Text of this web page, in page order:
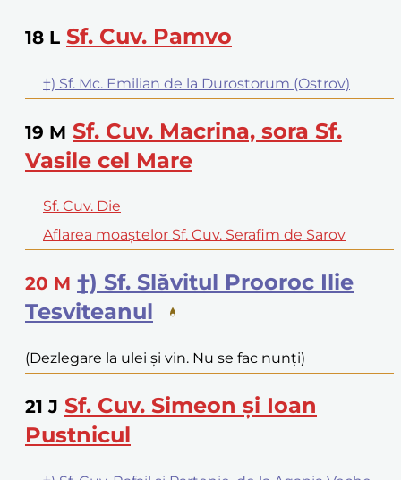
18 L Sf. Cuv. Pamvo
†) Sf. Mc. Emilian de la Durostorum (Ostrov)
19 M Sf. Cuv. Macrina, sora Sf.
Vasile cel Mare
Sf. Cuv. Die
Aflarea moaștelor Sf. Cuv. Serafim de Sarov
20 M †) Sf. Slăvitul Prooroc Ilie
Tesviteanul
(Dezlegare la ulei și vin. Nu se fac nunți)
21 J Sf. Cuv. Simeon și Ioan
Pustnicul